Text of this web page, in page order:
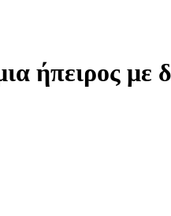
ήπειρος με